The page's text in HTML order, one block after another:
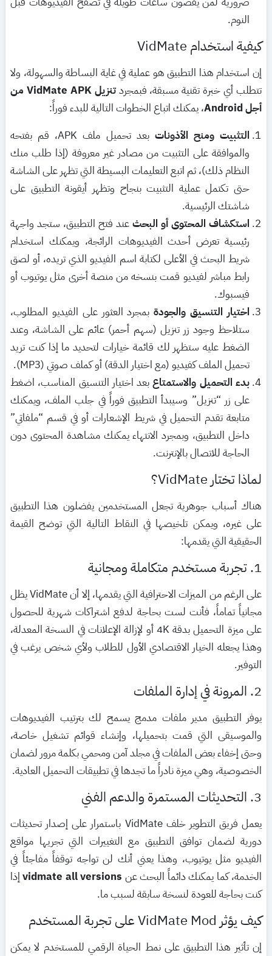
النوم.
كيفية استخدام VidMate
إن استخدام هذا التطبيق هو عملية في غاية البساطة والسهولة، ولا
تتطلب أي خبرة تقنية مسبقة، فبمجرد
تنزيل VidMate APK من
أجل Android
، يمكنك اتباع الخطوات التالية للبدء فوراً:
التثبيت ومنح الأذونات
بعد تحميل ملف APK، قم بفتحه
والموافقة على التثبيت من مصادر غير معروفة (إذا طلب منك
النظام ذلك)، ثم اتبع التعليمات البسيطة التي تظهر على الشاشة
حتى تكتمل عملية التثبيت بنجاح وتظهر أيقونة التطبيق على
شاشتك الرئيسية.
استكشاف المحتوى أو البحث عند فتح التطبيق، ستجد واجهة
رئيسية تعرض أحدث الفيديوهات الرائجة، ويمكنك استخدام
شريط البحث في الأعلى لكتابة اسم الفيديو الذي تريده، أو لصق
رابط مباشر لفيديو قمت بنسخه من منصة أخرى مثل يوتيوب أو
فيسبوك.
اختيار التنسيق والجودةبمجرد العثور على الفيديو المطلوب،
ستلاحظ وجود زر تنزيل (سهم أحمر) عائم على الشاشة، وعند
الضغط عليه ستظهر لك قائمة خيارات لتحديد ما إذا كنت تريد
تحميل الملف كفيديو (مع اختيار الدقة) أو كملف صوتي (MP3).
بدء التحميل والاستمتاعبعد اختيار التنسيق المناسب، اضغط
على زر “تنزيل” وسيبدأ التطبيق فوراً في جلب الملف، ويمكنك
متابعة تقدم التحميل في شريط الإشعارات أو في قسم “ملفاتي”
داخل التطبيق، وبمجرد الانتهاء يمكنك مشاهدة المحتوى دون
الحاجة للاتصال بالإنترنت.
لماذا تختار VidMate؟
هناك أسباب جوهرية تجعل المستخدمين يفضلون هذا التطبيق
على غيره، ويمكن تلخيصها في النقاط التالية التي توضح القيمة
الحقيقية التي يقدمها:
1. تجربة مستخدم متكاملة ومجانية
على الرغم من الميزات الاحترافية التي يقدمها، إلا أن VidMate يظل
مجانياً تماماً، فأنت لست بحاجة لدفع اشتراكات شهرية للحصول
على ميزة التحميل بدقة 4K أو لإزالة الإعلانات في النسخة المعدلة،
وهذا يجعله الخيار الاقتصادي الأول للطلاب ولأي شخص يرغب في
التوفير.
2. المرونة في إدارة الملفات
يوفر التطبيق مدير ملفات مدمج يسمح لك بترتيب الفيديوهات
والموسيقى التي قمت بتحميلها، وإنشاء قوائم تشغيل خاصة،
وحتى إخفاء بعض الملفات في مجلد آمن ومحمي بكلمة مرور لضمان
الخصوصية، وهي ميزة نادراً ما تجدها في تطبيقات التحميل العادية.
3. التحديثات المستمرة والدعم الفني
يعمل فريق التطوير خلف VidMate باستمرار على إصدار تحديثات
دورية لضمان توافق التطبيق مع التغييرات التي تجريها مواقع
الفيديو مثل يوتيوب، وهذا يعني أنك لن تواجه توقفاً مفاجئاً في
الخدمة، كما يمكنك دائماً البحث عن vidmate all versionsإذا
كنت بحاجة للعودة لنسخة سابقة لسبب ما.
كيف يؤثر VidMate Mod على تجربة المستخدم
إن تأثير هذا التطبيق على نمط الحياة الرقمي للمستخدم لا يمكن